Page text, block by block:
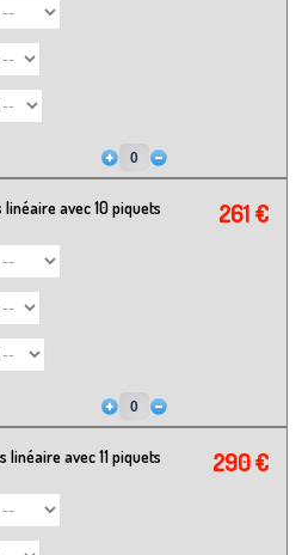
avec 10 piquets
261 €
linéaire avec 11 piquets
290 €